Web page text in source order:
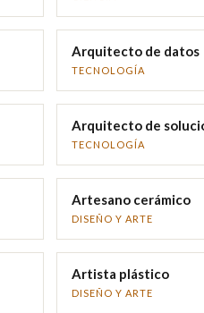
Arquitecto de datos
TECNOLOGÍA
Arquitecto de
TECNOLOGÍA
Artesano cerámico
DISEÑO Y ARTE
Artista plástico
DISEÑO Y ARTE